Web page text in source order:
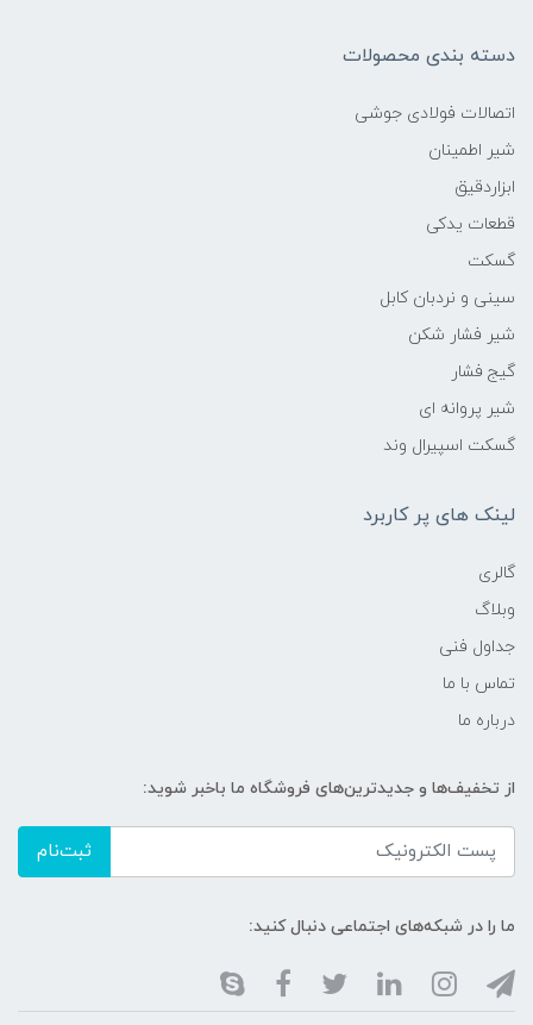
دسته بندی محصولات
اتصالات فولادی جوشی
شیر اطمینان
ابزاردقیق
قطعات یدکی
گسکت
سینی و نردبان کابل
شیر فشار شکن
گیج فشار
شیر پروانه ای
گسکت اسپیرال وند
لینک های پر کاربرد
گالری
وبلاگ
جداول فنی
تماس با ما
درباره ما
از تخفیف‌ها و جدیدترین‌های فروشگاه ما باخبر شوید:
ثبت‌نام
ما را در شبکه‌های اجتماعی دنبال کنید: